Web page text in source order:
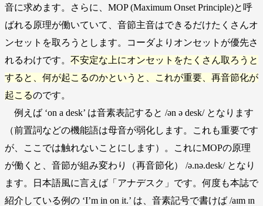
音に求めます。さらに、MOP (Maximum Onset Principle)と呼
ばれる原理が働いていて、音節主音はできるだけたくさんオ
ンセットを取ろうとします。コーダよりオンセットが優先さ
れるわけです。 不安定な上にオンセットをたくさん取ろうと
すると、何が起こるのかというと、これが重要、再音節化が
起こるのです。
例えば ‘on a desk’ は音素表記すると /ən ə desk/ となります
（前置詞などの機能語は母音が弱化します。これも重要です
が、ここでは触れないことにします）。これにMOPの原理
が働くと、音節が組み変わり（再音節化） /ə.nə.desk/ となり
ます。日本語風に言えば「アナデスク」です。何度も本誌で
紹介している例の ‘I’m in on it.’ は、音素記号で書けば /aɪm ɪn